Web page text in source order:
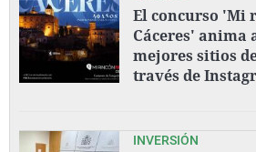
El concurso 'Mi
Cáceres' anima
mejores sitios
través de
INVERSIÓN